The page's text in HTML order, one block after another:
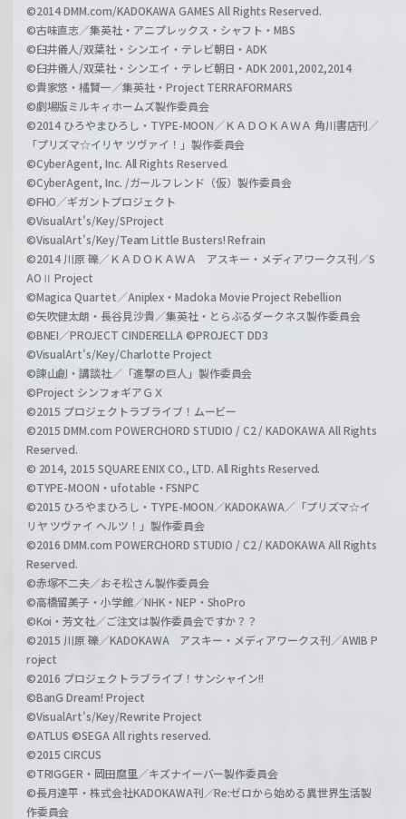
©2014 DMM.com/KADOKAWA GAMES All Rights Reserved.
©古味直志／集英社・アニプレックス・シャフト・MBS
©臼井儀人/双葉社・シンエイ・テレビ朝日・ADK
©臼井儀人/双葉社・シンエイ・テレビ朝日・ADK 2001,2002,2014
©貴家悠・橘賢一／集英社・Project TERRAFORMARS
©劇場版ミルキィホームズ製作委員会
©2014 ひろやまひろし・TYPE-MOON／ＫＡＤＯＫＡＷＡ 角川書店刊／
「プリズマ☆イリヤ ツヴァイ！」製作委員会
©CyberAgent, Inc. All Rights Reserved.
©CyberAgent, Inc. /ガールフレンド（仮）製作委員会
©FHO／ギガントプロジェクト
©VisualArt's/Key/SProject
©VisualArt's/Key/Team Little Busters! Refrain
©2014 川原 礫／ＫＡＤＯＫＡＷＡ アスキー・メディアワークス刊／S
AOⅡ Project
©Magica Quartet／Aniplex・Madoka Movie Project Rebellion
©矢吹健太朗・長谷見沙貴／集英社・とらぶるダークネス製作委員会
©BNEI／PROJECT CINDERELLA ©PROJECT DD3
©VisualArt's/Key/Charlotte Project
©諫山創・講談社／「進撃の巨人」製作委員会
©Project シンフォギアＧＸ
©2015 プロジェクトラブライブ！ムービー
©2015 DMM.com POWERCHORD STUDIO / C2 / KADOKAWA All Rights
Reserved.
© 2014, 2015 SQUARE ENIX CO., LTD. All Rights Reserved.
©TYPE-MOON・ufotable・FSNPC
©2015 ひろやまひろし・TYPE-MOON／KADOKAWA／「プリズマ☆イ
リヤ ツヴァイ ヘルツ！」製作委員会
©2016 DMM.com POWERCHORD STUDIO / C2 / KADOKAWA All Rights
Reserved.
©赤塚不二夫／おそ松さん製作委員会
©高橋留美子・小学館／NHK・NEP・ShoPro
©Koi・芳文社／ご注文は製作委員会ですか？？
©2015 川原 礫／KADOKAWA アスキー・メディアワークス刊／AWIB P
roject
©2016 プロジェクトラブライブ！サンシャイン!!
©BanG Dream! Project
©VisualArt's/Key/Rewrite Project
©ATLUS ©SEGA All rights reserved.
©2015 CIRCUS
©TRIGGER・岡田麿里／キズナイーバー製作委員会
©長月達平・株式会社KADOKAWA刊／Re:ゼロから始める異世界生活製
作委員会